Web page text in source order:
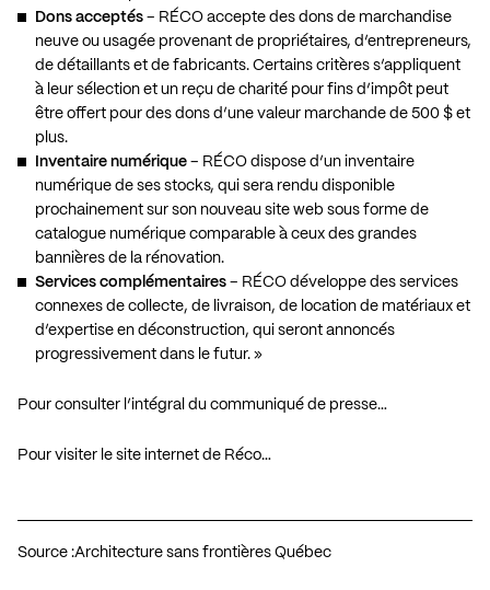
Dons acceptés – RÉCO accepte des dons de marchandise
neuve ou usagée provenant de propriétaires, d’entrepreneurs,
de détaillants et de fabricants. Certains critères s’appliquent
à leur sélection et un reçu de charité pour fins d’impôt peut
être offert pour des dons d’une valeur marchande de 500 $ et
plus.
Inventaire numérique – RÉCO dispose d’un inventaire
numérique de ses stocks, qui sera rendu disponible
prochainement sur son nouveau site web sous forme de
catalogue numérique comparable à ceux des grandes
bannières de la rénovation.
Services complémentaires – RÉCO développe des services
connexes de collecte, de livraison, de location de matériaux et
d’expertise en déconstruction, qui seront annoncés
progressivement dans le futur. »
Pour consulter l’intégral du communiqué de presse…
Pour visiter le site internet de Réco…
Source :Architecture sans frontières Québec